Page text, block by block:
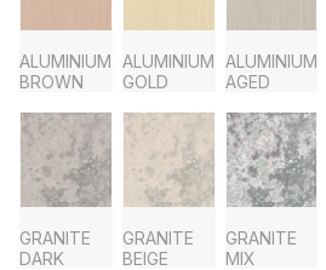
ALUMINIUM
BROWN
ALUMINIUM
GOLD
ALUMINIUM
AGED
GRANITE
DARK
GRANITE
BEIGE
GRANITE
MIX